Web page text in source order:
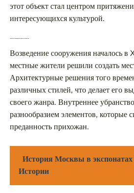
этот объект стал центром
интересующихся культурой.
Строительство и архитектурные особенности
Возведение сооружения началось в
местные жители решили создать
Архитектурные решения того
различных стилей, что делает его
своего жанра. Внутреннее
разнообразием элементов, которые
преданность прихожан.
История Москвы в
Истории